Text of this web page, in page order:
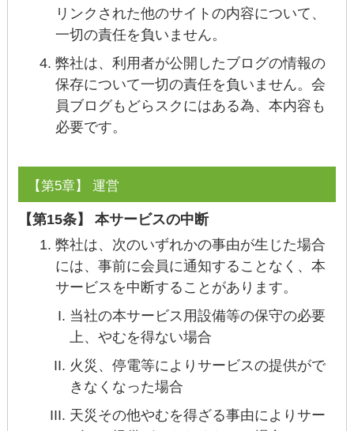
リンクされた他のサイトの内容について、
一切の責任を負いません。
弊社は、利用者が公開したブログの情報の
保存について一切の責任を負いません。会
員ブログもどらスクにはある為、本内容も
必要です。
【第5章】 運営
【第15条】 本サービスの中断
弊社は、次のいずれかの事由が生じた場合
には、事前に会員に通知することなく、本
サービスを中断することがあります。
当社の本サービス用設備等の保守の必要
上、やむを得ない場合
火災、停電等によりサービスの提供がで
きなくなった場合
天災その他やむを得ざる事由によりサー